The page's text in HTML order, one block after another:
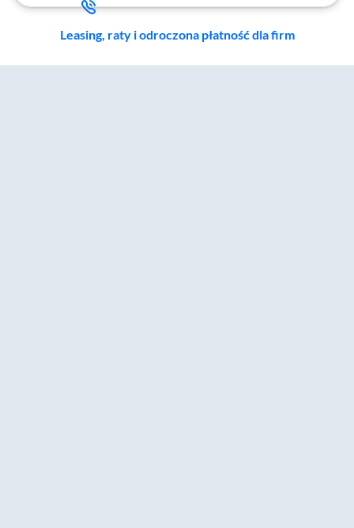
Leasing, raty i odroczona płatność dla firm